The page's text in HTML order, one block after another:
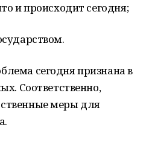
и происходит сегодня;
сегодня признана в
Соответственно,
меры для